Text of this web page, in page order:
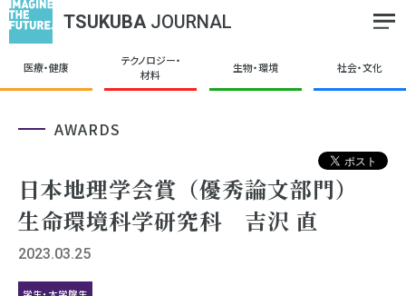
TSUKUBA JOURNAL
医療・健康
テクノロジー・
材料
生物・環境 社会・文化
AWARDS
日本地理学会賞（優秀論文部門）
生命環境科学研究科 吉沢 直
2023.03.25
学生・大学院生